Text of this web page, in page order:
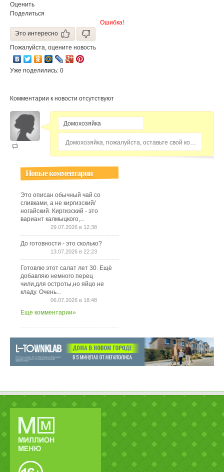
Оценить
Поделиться
Ошибка!
Это интересно
Пожалуйста, оцените новость
Уже поделились: 0
Комментарии к новости отсутствуют
Домохозяйка, пожалуйста, оставьте свой комментарий...
Новые комментарии
Это описан обычный чай со
сливками, а не киргизский/
ногайский. Киргизский - это
вариант калмыцкого,...
29.07.2026 в 12:38
До готовности - это сколько?
13.07.2026 в 22:23
Готовлю этот салат лет 30. Ещё
добавляю немного перец
чили,для остроты,но яйцо не
кладу. Очень...
06.07.2026 в 18:48
Еще комментарии»